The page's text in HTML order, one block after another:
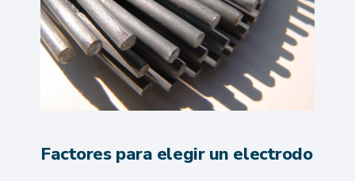
Factores para elegir un electrodo